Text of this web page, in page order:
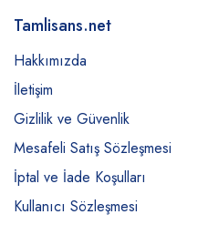
Tamlisans.net
Hakkımızda
İletişim
Gizlilik ve Güvenlik
Mesafeli Satış Sözleşmesi
İptal ve İade Koşulları
Kullanıcı Sözleşmesi